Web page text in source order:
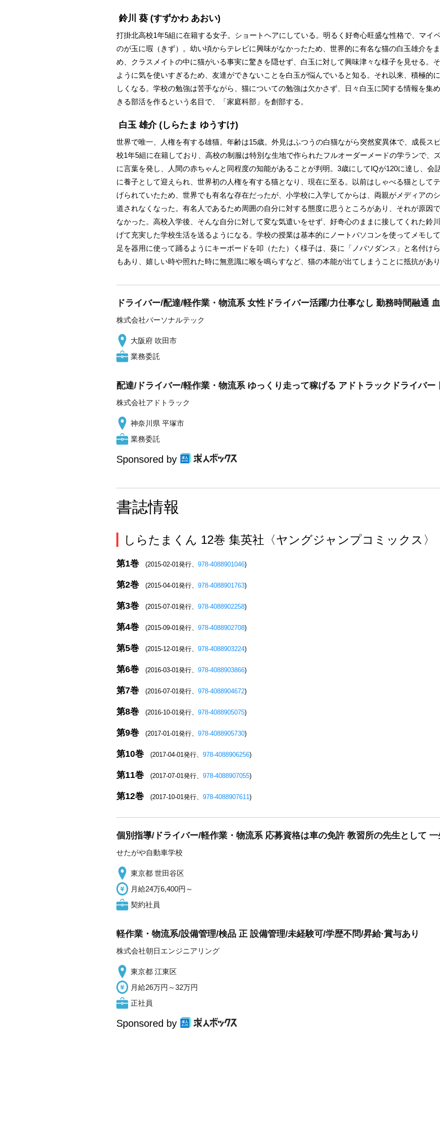
鈴川 葵 (すずかわ あおい)
打掛北高校1年5組に在籍する女子。ショートヘアにしている。明るく好奇心旺盛な性格で、マイ
のが玉に瑕（きず）。幼い頃からテレビに興味がなかったため、世界的に有名な猫の白玉雄介を
め、クラスメイトの中に猫がいる事実に驚きを隠せず、白玉に対して興味津々な様子を見せる。
ように気を使いすぎるため、友達ができないことを白玉が悩んでいると知る。それ以来、積極的
しくなる。学校の勉強は苦手ながら、猫についての勉強は欠かさず、日々白玉に関する情報を集
きる部活を作るという名目で、「家庭科部」を創部する。
白玉 雄介(しらたま ゆうすけ)
世界で唯一、人権を有する雄猫。年齢は15歳。外見はふつうの白猫ながら突然変異体で、成長ス
校1年5組に在籍しており、高校の制服は特別な生地で作られたフルオーダーメードの学ランで、
に言葉を発し、人間の赤ちゃんと同程度の知能があることが判明。3歳にしてIQが120に達し、会
に養子として迎えられ、世界初の人権を有する猫となり、現在に至る。以前はしゃべる猫として
げられていたため、世界でも有名な存在だったが、小学校に入学してからは、両親がメディアの
道されなくなった。有名人であるため周囲の自分に対する態度に思うところがあり、それが原因
なかった。高校入学後、そんな自分に対して変な気遣いをせず、好奇心のままに接してくれた鈴
げて充実した学校生活を送るようになる。学校の授業は基本的にノートパソコンを使ってメモし
足を器用に使って踊るようにキーボードを叩（たた）く様子は、葵に「ノパソダンス」と名付け
もあり、嬉しい時や照れた時に無意識に喉を鳴らすなど、猫の本能が出てしまうことに抵抗があ
ドライバー/配達/軽作業・物流系 女性ドライバー活躍/力仕事なし 勤務時間融通
株式会社パーソナルテック
大阪府 吹田市
業務委託
配達/ドライバー/軽作業・物流系 ゆっくり走って稼げる アドトラックドライバー
株式会社アドトラック
神奈川県 平塚市
業務委託
Sponsored by
書誌情報
しらたまくん 12巻 集英社〈ヤングジャンプコミックス〉
第1巻 (2015-02-01発行、 978-4088901046)
第2巻 (2015-04-01発行、 978-4088901763)
第3巻 (2015-07-01発行、 978-4088902258)
第4巻 (2015-09-01発行、 978-4088902708)
第5巻 (2015-12-01発行、 978-4088903224)
第6巻 (2016-03-01発行、 978-4088903866)
第7巻 (2016-07-01発行、 978-4088904672)
第8巻 (2016-10-01発行、 978-4088905075)
第9巻 (2017-01-01発行、 978-4088905730)
第10巻 (2017-04-01発行、 978-4088906256)
第11巻 (2017-07-01発行、 978-4088907055)
第12巻 (2017-10-01発行、 978-4088907611)
個別指導/ドライバー/軽作業・物流系 応募資格は車の免許 教習所の先生として 一
せたがや自動車学校
東京都 世田谷区
月給24万6,400円～
契約社員
軽作業・物流系/設備管理/検品 正 設備管理/未経験可/学歴不問/昇給·賞与あり
株式会社朝日エンジニアリング
東京都 江東区
月給26万円～32万円
正社員
Sponsored by